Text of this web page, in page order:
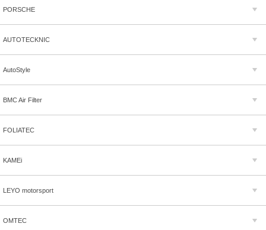
PORSCHE
AUTOTECKNIC
AutoStyle
BMC Air Filter
FOLIATEC
KAMEi
LEYO motorsport
OMTEC